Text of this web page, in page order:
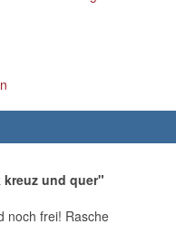
kreuz und quer"
noch frei! Rasche